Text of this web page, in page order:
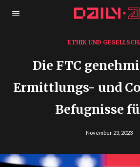
ETHIK UND
Die FTC
Ermittlungs- und
Befugnisse
November 23, 2023